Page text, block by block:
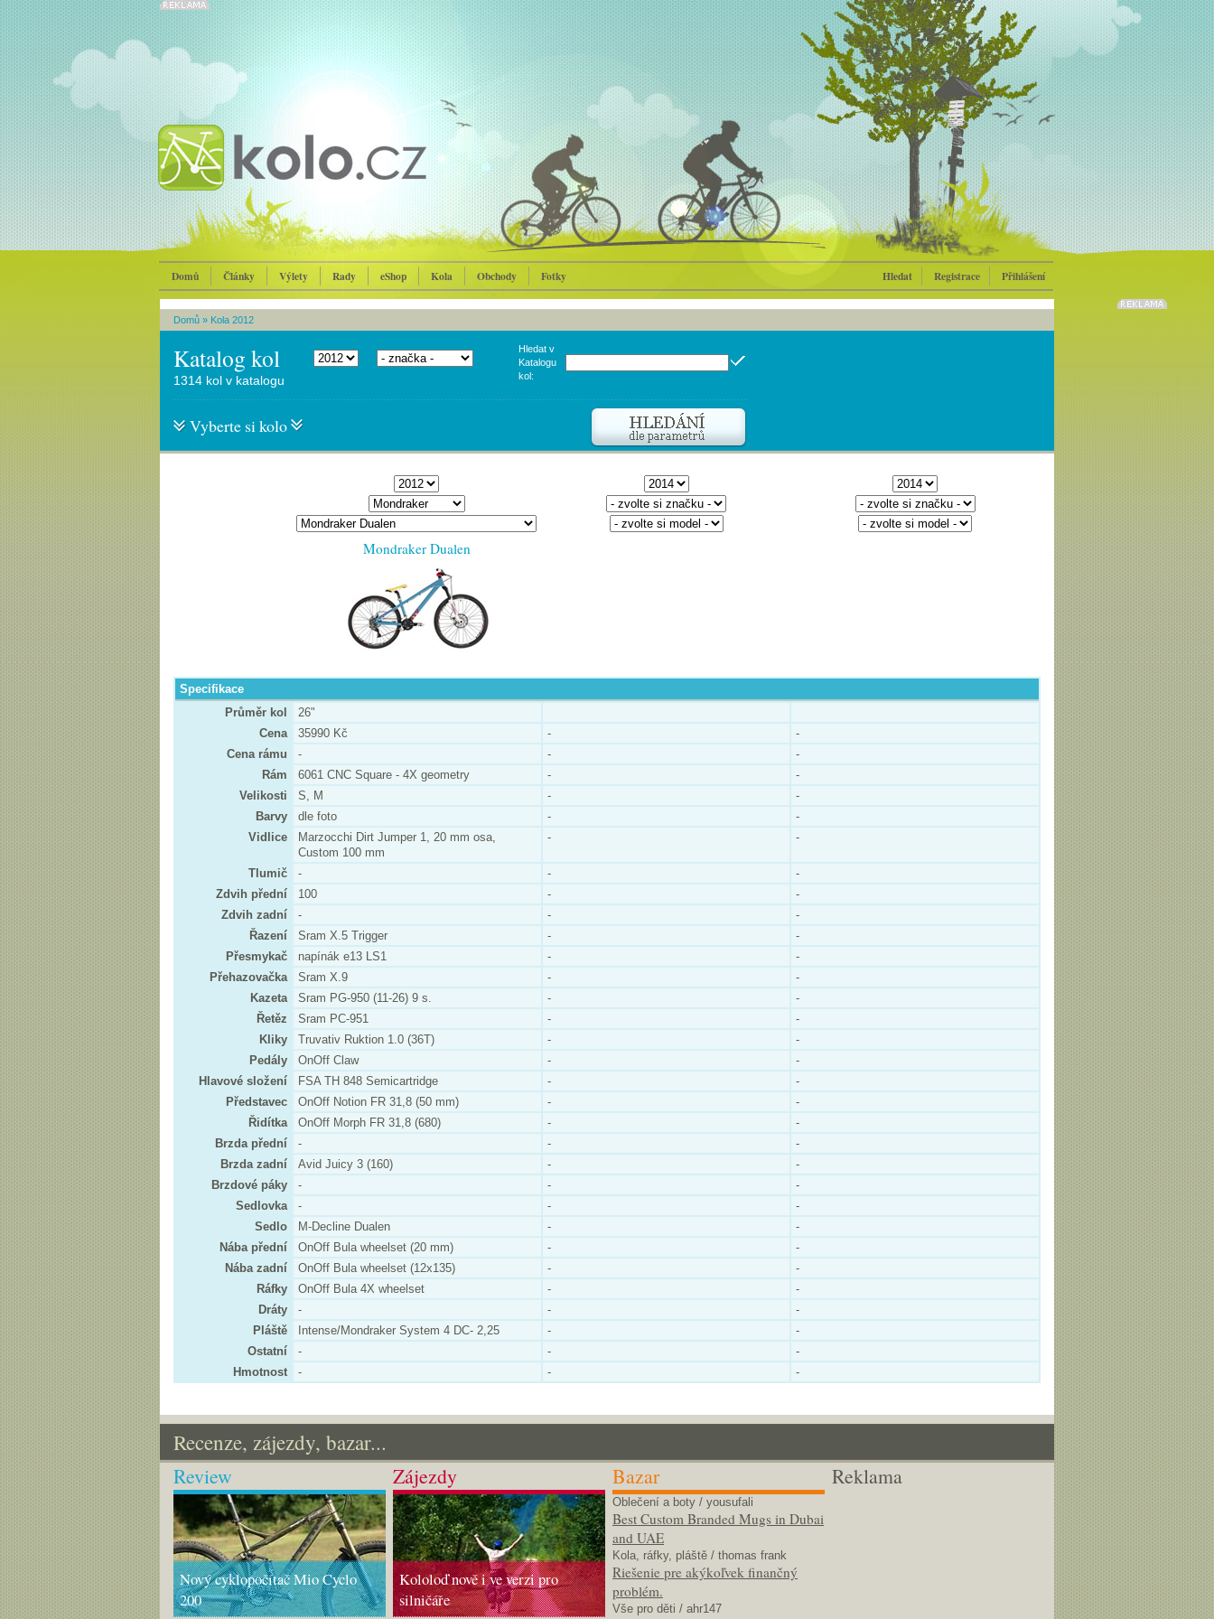
Domů Články Výlety Rady eShop Kola Obchody Fotky Hledat Registrace Přihlášení
Domů » Kola 2012
Katalog kol
Hledat v
Katalogu
kol:
1314 kol v katalogu
Vyberte si kolo
Mondraker Dualen
Specifikace
Průměr kol
26"
Cena
35990 Kč -
-
Cena rámu
- -
-
Rám
6061 CNC Square - 4X geometry -
-
Velikosti
S, M -
-
Barvy
dle foto -
-
Vidlice
Marzocchi Dirt Jumper 1, 20 mm osa,
Custom 100 mm
- -
Tlumič - -
-
Zdvih přední
100 -
-
Zdvih zadní
- -
-
Řazení
Sram X.5 Trigger -
-
Přesmykač
napínák e13 LS1 -
-
Přehazovačka
Sram X.9 -
-
Kazeta
Sram PG-950 (11-26) 9 s. -
-
Řetěz
Sram PC-951 -
-
Kliky
Truvativ Ruktion 1.0 (36T) -
-
Pedály
OnOff Claw -
-
Hlavové složení
FSA TH 848 Semicartridge -
-
Představec
OnOff Notion FR 31,8 (50 mm) -
-
Řidítka
OnOff Morph FR 31,8 (680) -
-
Brzda přední
- -
-
Brzda zadní
Avid Juicy 3 (160) -
-
Brzdové páky
- -
-
Sedlovka
- -
-
Sedlo
M-Decline Dualen -
-
Nába přední
OnOff Bula wheelset (20 mm) -
-
Nába zadní
OnOff Bula wheelset (12x135) -
-
Ráfky
OnOff Bula 4X wheelset -
-
Dráty
- -
-
Pláště
Intense/Mondraker System 4 DC- 2,25 -
-
Ostatní
- -
-
Hmotnost
- - -
Recenze, zájezdy, bazar...
Review
Nový cyklopočítač Mio Cyclo
200
Zájezdy
Kololoď nově i ve verzi pro
silničáře
Bazar
Oblečení a boty / yousufali
Best Custom Branded Mugs in Dubai
and UAE
Kola, ráfky, pláště / thomas frank
Riešenie pre akýkoľvek finančný
problém.
Vše pro děti / ahr147
Reklama